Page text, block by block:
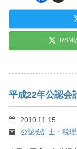
RSM
平成22年公認会
2010.11.15
公認会計士・税